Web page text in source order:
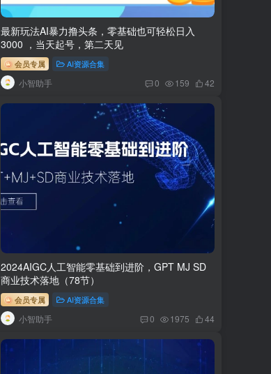
最新玩法AI暴力撸头条，零基础也可轻松日入
3000 ，当天起号，第二天见
会员专属 AI资源合集
小智助手 0 159 42
2024AIGC人工智能零基础到进阶，GPT MJ SD
商业技术落地（78节）
会员专属 AI资源合集
小智助手 0 1975 44